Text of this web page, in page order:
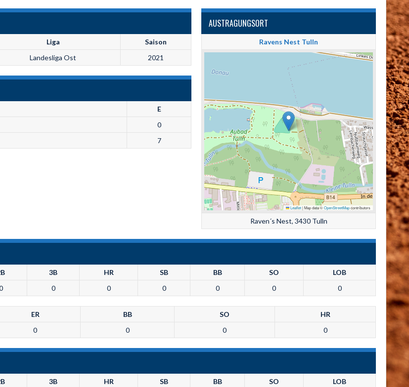
Liga
Saison
Landesliga Ost 2021
AUSTRAGUNGSORT
Ravens Nest Tulln
Leaflet|Map data ©OpenStreetMapcontributors
Raven´s Nest, 3430 Tulln
E
0
7
3B HR SB BB SO
LOB
0 0 0 0 0 0
ER BB SO
HR
0 0 0 0
3B HR SB BB SO
LOB